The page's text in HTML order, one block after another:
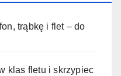
trąbkę i flet – do
klas fletu i skrzypiec